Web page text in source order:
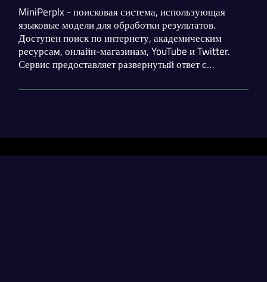
MiniPerplx - поисковая система, использующая
языковые модели для обработки результатов.
Доступен поиск по интернету, академическим
ресурсам, онлайн-магазинам, YouTube и Twitter.
Сервис предоставляет развернутый ответ с
локальное развертывание приложения.
Разделы